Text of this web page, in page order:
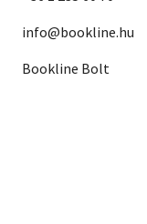
info@bookline.hu
Bookline Bolt